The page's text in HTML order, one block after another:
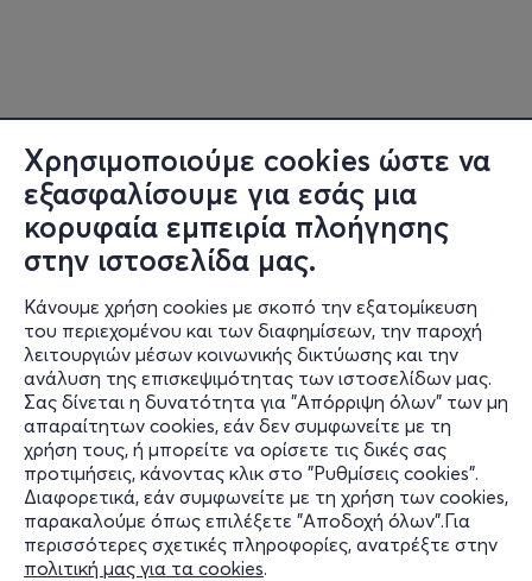
Χρησιμοποιούμε cookies ώστε να
εξασφαλίσουμε για εσάς μια
κορυφαία εμπειρία πλοήγησης
στην ιστοσελίδα μας.
Κάνουμε χρήση cookies με σκοπό την εξατομίκευση
του περιεχομένου και των διαφημίσεων, την παροχή
λειτουργιών μέσων κοινωνικής δικτύωσης και την
ανάλυση της επισκεψιμότητας των ιστοσελίδων μας.
Σας δίνεται η δυνατότητα για "Απόρριψη όλων" των μη
απαραίτητων cookies, εάν δεν συμφωνείτε με τη
χρήση τους, ή μπορείτε να ορίσετε τις δικές σας
προτιμήσεις, κάνοντας κλικ στο "Ρυθμίσεις cookies".
Διαφορετικά, εάν συμφωνείτε με τη χρήση των cookies,
παρακαλούμε όπως επιλέξετε "Αποδοχή όλων".Για
περισσότερες σχετικές πληροφορίες, ανατρέξτε στην
πολιτική μας για τα cookies.
Πληροφορίες
Υποστήριξη
Stay Connected